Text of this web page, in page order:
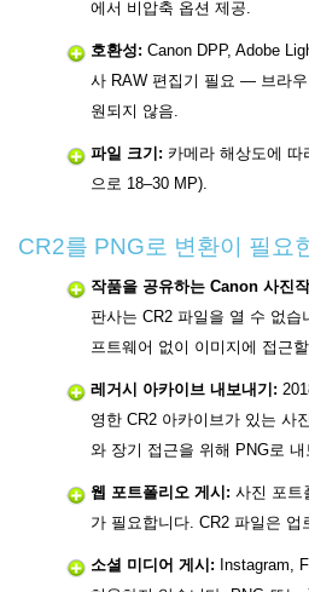
에서 비압축 옵션 제공.
호환성: Canon DPP, Adobe
사 RAW 편집기 필요 — 브라
원되지 않음.
파일 크기: 카메라 해상도에 따
으로 18–30 MP).
CR2를 PNG로 변환이 필요
작품을 공유하는 Canon 사진
판사는 CR2 파일을 열 수 없
프트웨어 없이 이미지에 접근
레거시 아카이브 내보내기:
영한 CR2 아카이브가 있는 사
와 장기 접근을 위해 PNG로
웹 포트폴리오 게시: 사진 포트
가 필요합니다. CR2 파일은
소셜 미디어 게시: Instagram,